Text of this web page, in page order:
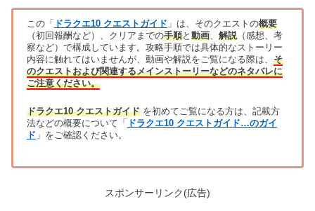
この「 ドラクエ10 クエストガイド 」は、そのクエストの概要
（初回報酬など）、クリアまでの手順と 動画、 解説（感想、考
察など）で構成しています。攻略手順では具体的なストーリー
内容に触れてはいませんが、動画や解説をご覧になる際は、 そ
のクエストおよび関連するメインストーリーなどのネタバレに
ご注意ください。
ドラクエ10 クエストガイドを初めてご覧になる方は、記載方
法などの概要について「
ドラクエ10 クエストガイド…のガイ
ド 」をご確認ください。
スポンサーリンク(広告)